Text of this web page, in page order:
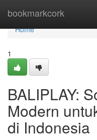
bookmarkcork
Home
Home
1
BALIPLAY:
Modern
di Indonesia